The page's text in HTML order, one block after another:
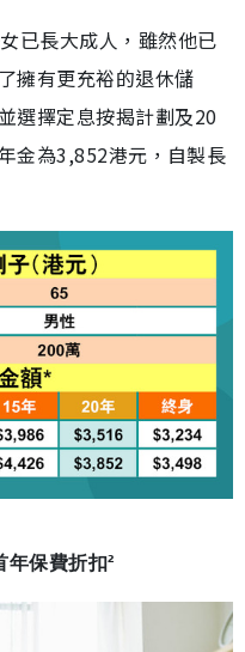
已長大成人，雖然他已
擁有更充裕的退休儲
選擇定息按揭計劃及20
金為3,852港元，自製長
年保費折扣²